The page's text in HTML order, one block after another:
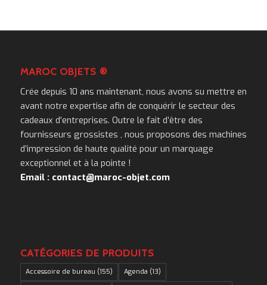
MAROC OBJETS ®
Crée depuis 10 ans maintenant, nous avons su mettre en
avant notre expertise afin de conquérir le secteur des
cadeaux d’entreprises. Outre le fait d’être des
fournisseurs grossistes , nous proposons des machines
d’impression de haute qualité pour un marquage
exceptionnel et à la pointe !
Email : contact@maroc-objet.com
CATÉGORIES DE PRODUITS
Accessoire de bureau (155) Agenda (13)